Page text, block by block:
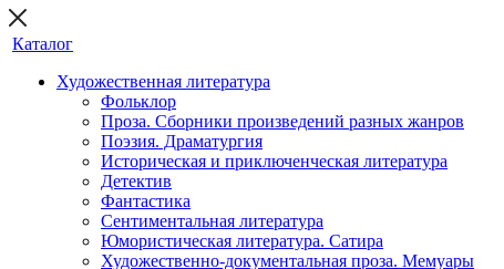
Каталог
Художественная литература
Фольклор
Проза. Сборники произведений разных жанров
Поэзия. Драматургия
Историческая и приключенческая литература
Детектив
Фантастика
Сентиментальная литература
Юмористическая литература. Сатира
Художественно-документальная проза. Мемуары